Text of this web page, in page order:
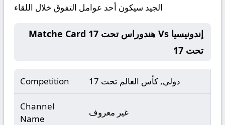
الجيد سيكون أحد عوامل التفوق خلال اللقاء
Matche Card هندوراس تحت 17 Vs إندونيسيا
تحت 17
Competition دولي, كأس العالم تحت 17
Channel
Name
غير معروف